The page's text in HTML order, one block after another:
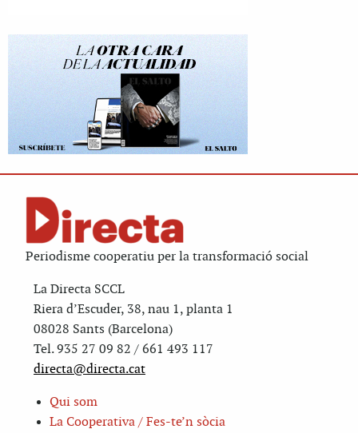
Periodisme cooperatiu per la transformació social
La Directa SCCL
Riera d’Escuder, 38, nau 1, planta 1
08028 Sants (Barcelona)
Tel. 935 27 09 82 / 661 493 117
directa@directa.cat
Qui som
La Cooperativa / Fes-te’n sòcia